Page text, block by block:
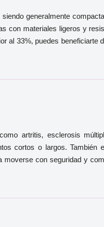
generalmente
con materiales ligeros y
al 33%, puedes beneficiarte
artritis, esclerosis
cortos o largos. También
con seguridad y